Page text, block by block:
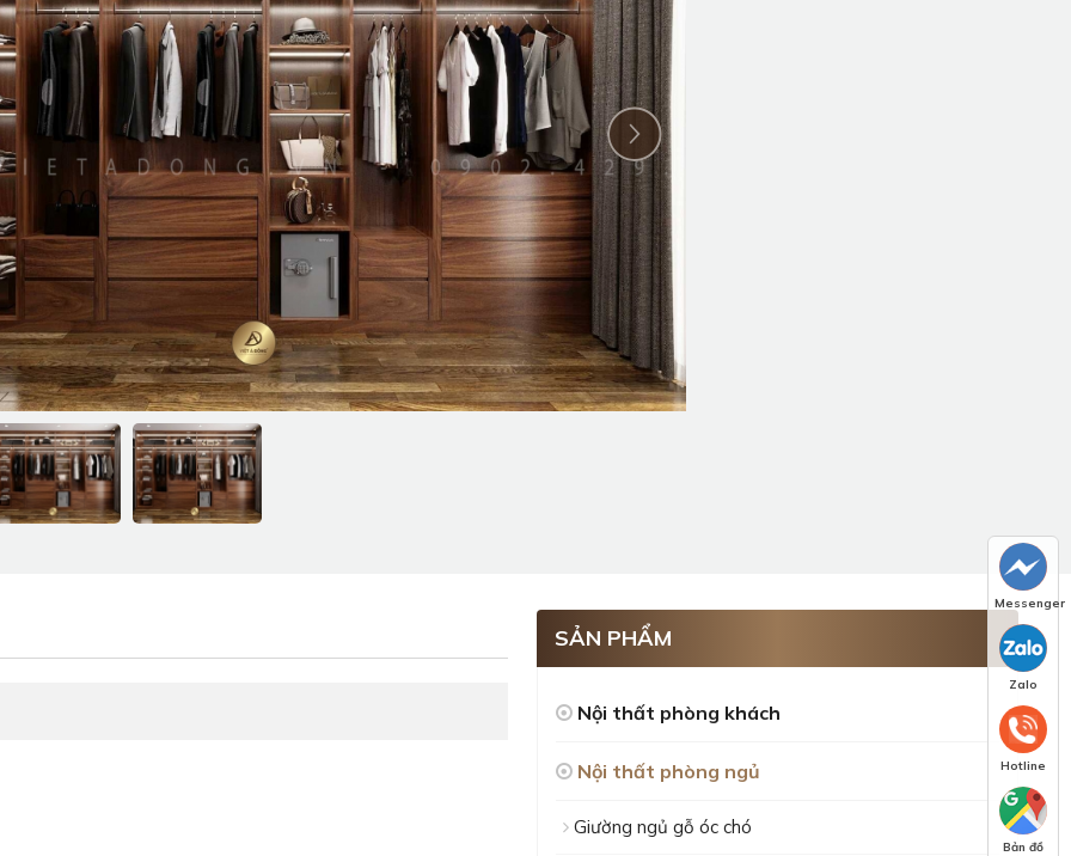
SẢN PHẨM
Nội thất phòng khách
Nội thất phòng ngủ
Giường ngủ gỗ óc chó
Messenger
Zalo
Hotline
Bản đồ